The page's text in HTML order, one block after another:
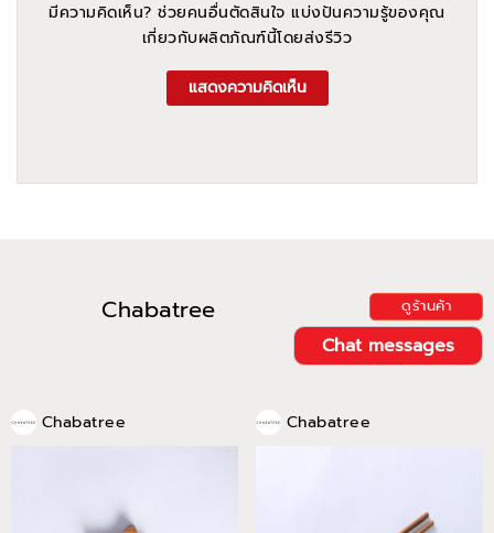
Chabatree ดูร้านค้า
Chat messages
Chabatree Chabatree
มีความคิดเห็น? ช่วยคนอื่นตัดสินใจ แบ่งปันความรู้ของคุณ
เกี่ยวกับผลิตภัณฑ์นี้โดยส่งรีวิว
แสดงความคิดเห็น